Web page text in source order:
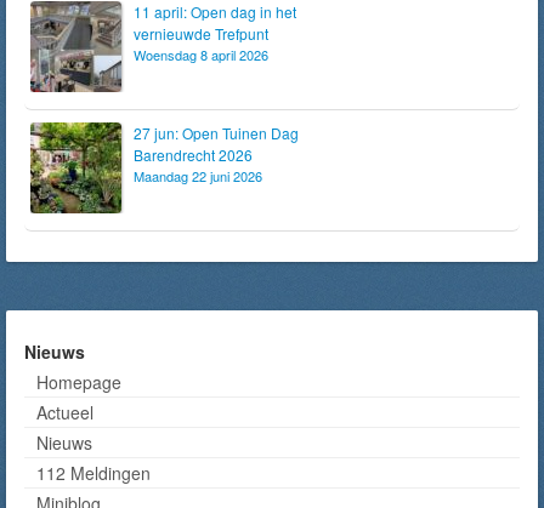
11 april: Open dag in het
vernieuwde Trefpunt
Woensdag 8 april 2026
27 jun: Open Tuinen Dag
Barendrecht 2026
Maandag 22 juni 2026
Nieuws
Homepage
Actueel
Nieuws
112 Meldingen
Miniblog